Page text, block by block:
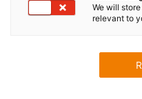
Online nástroje
We will
relevant to